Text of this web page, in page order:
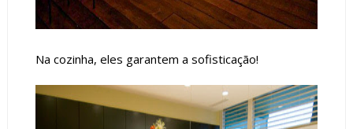
Na cozinha, eles garantem a sofisticação!